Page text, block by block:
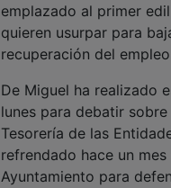
emplazado al primer
quieren usurpar para
recuperación del
De Miguel ha realizado
lunes para debatir
Tesorería de las
refrendado hace un
Ayuntamiento para